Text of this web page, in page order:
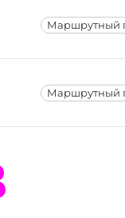
Маршрутный
Маршрутный